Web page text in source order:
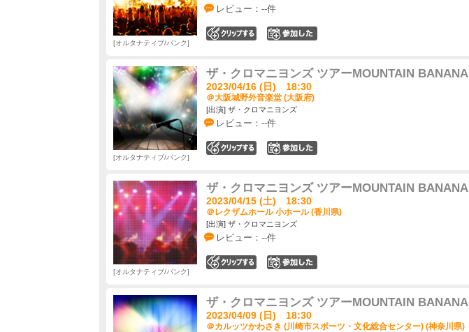
レビュー：--件
オルタナティブ/パンク
ザ・クロマニヨンズ ツアーMOUNTAIN BANANA
2023/04/16 (日) 18:30
＠大阪城野外音楽堂 (大阪府)
[出演] ザ・クロマニヨンズ
レビュー：--件
オルタナティブ/パンク
ザ・クロマニヨンズ ツアーMOUNTAIN BANANA
2023/04/15 (土) 18:30
＠レクザムホール 小ホール (香川県)
[出演] ザ・クロマニヨンズ
レビュー：--件
オルタナティブ/パンク
ザ・クロマニヨンズ ツアーMOUNTAIN BANANA
2023/04/09 (日) 18:30
＠カルッツかわさき (川崎市スポーツ・文化総合センター) (神奈川県)